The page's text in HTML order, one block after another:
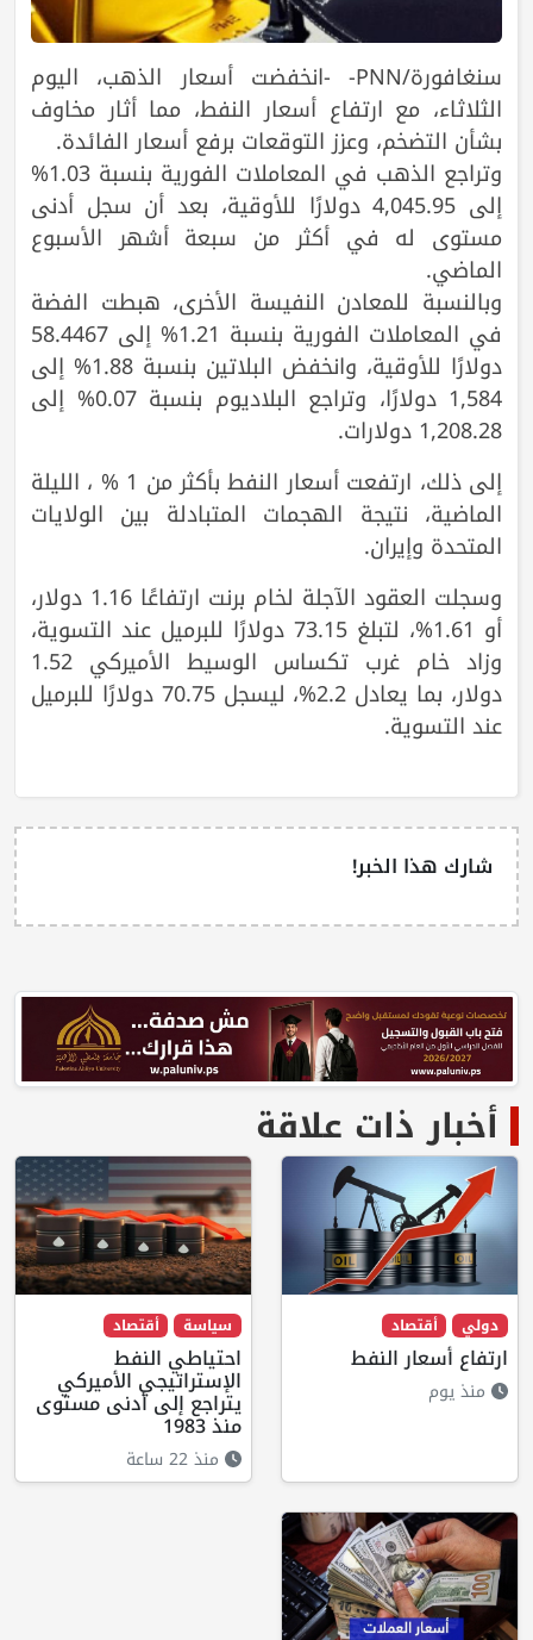
سنغافورة/PNN- -انخفضت أسعار الذهب، اليوم
الثلاثاء، مع ارتفاع أسعار النفط، مما أثار مخاوف
بشأن التضخم، وعزز التوقعات برفع أسعار الفائدة.
وتراجع الذهب في المعاملات الفورية بنسبة 1.03%
إلى 4,045.95 دولارًا للأوقية، بعد أن سجل أدنى
مستوى له في أكثر من سبعة أشهر الأسبوع
الماضي.
وبالنسبة للمعادن النفيسة الأخرى، هبطت الفضة
في المعاملات الفورية بنسبة 1.21% إلى 58.4467
دولارًا للأوقية، وانخفض البلاتين بنسبة 1.88% إلى
1,584 دولارًا، وتراجع البلاديوم بنسبة 0.07% إلى
1,208.28 دولارات.
إلى ذلك، ارتفعت أسعار النفط بأكثر من ⁠1 % ، الليلة
الماضية، نتيجة الهجمات المتبادلة بين الولايات
المتحدة وإيران.
وسجلت العقود الآجلة لخام برنت ارتفاعًا 1.16 دولار،
أو 1.61%، لتبلغ 73.15 دولارًا للبرميل عند التسوية،
وزاد خام غرب تكساس الوسيط الأميركي 1.52
دولار، بما يعادل 2.2%، ليسجل 70.75 دولارًا للبرميل
عند التسوية.
شارك هذا الخبر!
أخبار ذات علاقة
دولي أقتصاد
ارتفاع أسعار النفط
منذ يوم
سياسة أقتصاد
احتياطي النفط
الإستراتيجي الأميركي
يتراجع إلى أدنى مستوى
منذ 1983
منذ 22 ساعة